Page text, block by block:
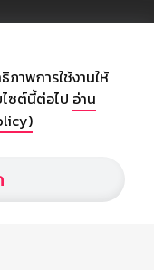
าพการใช้งานให้
ซต์นี้ต่อไป อ่าน